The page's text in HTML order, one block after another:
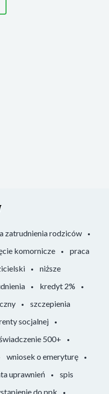
zatrudnienia rodziców
komornicze
praca
niższe
kredyt 2%
szczepienia
socjalnej
500+
wniosek o emeryturę
uprawnień
spis
do ppk